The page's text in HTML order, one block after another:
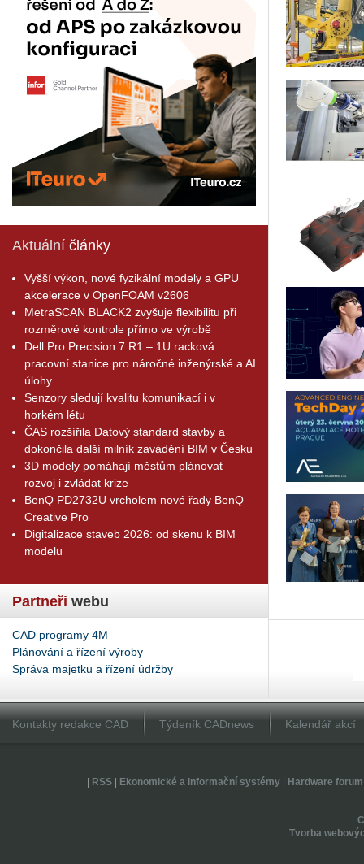
Aktuální články
Vyšší výkon, nové fyzikální modely a GPU
akcelerace v OpenFOAM v2606
MetraSCAN BLACK2 zvyšuje flexibilitu při
rozměrové kontrole přímo ve výrobě
Dell Pro Precision 7 R1 – 1U racková
pracovní stanice pro náročné inženýrské a AI
úlohy
Senzory sledují kvalitu komunikací i v
horkém létu
ČAS rozšířila Datový standard stavby a
dokončila další milník zavádění BIM v Česku
3D modely pomáhají městům plánovat
rozvoj i zvládat krize
BenQ PD2732U vrcholem nové řady BenQ
Creative Pro
Digitalizace staveb 2026: od skenu k BIM
modelu
Partneři webu
CAD programy 4M
Plánování a řízení výroby
Správa majetku a řízení údržby
Kontakty redakce CAD Týdeník CADnews Kalendář akcí
RSS| Ekonomické a informační systémy| Hardware forum
Tvorba